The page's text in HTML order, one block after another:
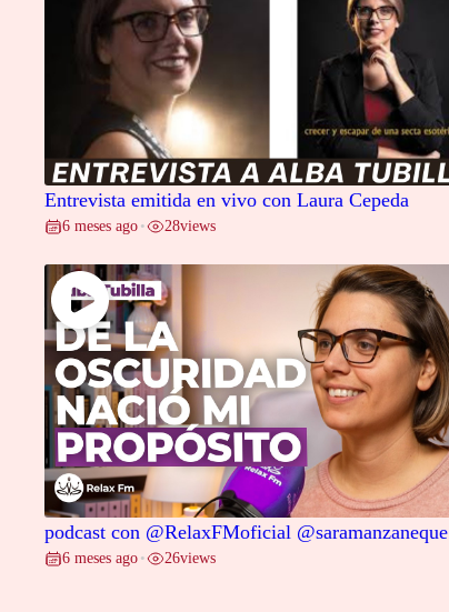
Entrevista emitida en vivo con Laura Cepeda
6 meses ago • 28views
podcast con @RelaxFMoficial @saramanzaneque
6 meses ago • 26views